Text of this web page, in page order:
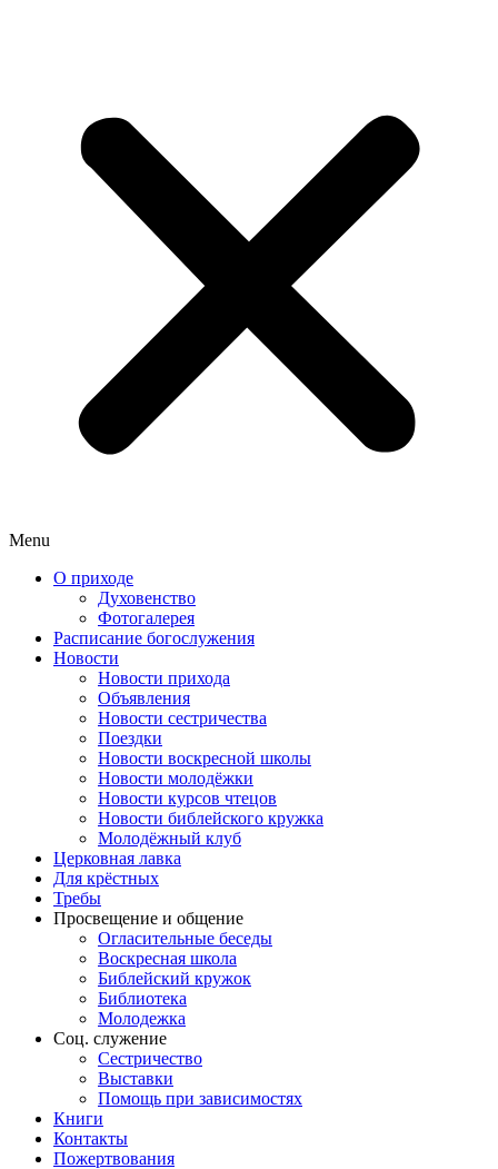
Menu
О приходе
Духовенство
Фотогалерея
Расписание богослужения
Новости
Новости прихода
Объявления
Новости сестричества
Поездки
Новости воскресной школы
Новости молодёжки
Новости курсов чтецов
Новости библейского кружка
Молодёжный клуб
Церковная лавка
Для крёстных
Требы
Просвещение и общение
Огласительные беседы
Воскресная школа
Библейский кружок
Библиотека
Молодежка
Соц. служение
Сестричество
Выставки
Помощь при зависимостях
Книги
Контакты
Пожертвования